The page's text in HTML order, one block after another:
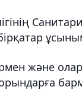
және